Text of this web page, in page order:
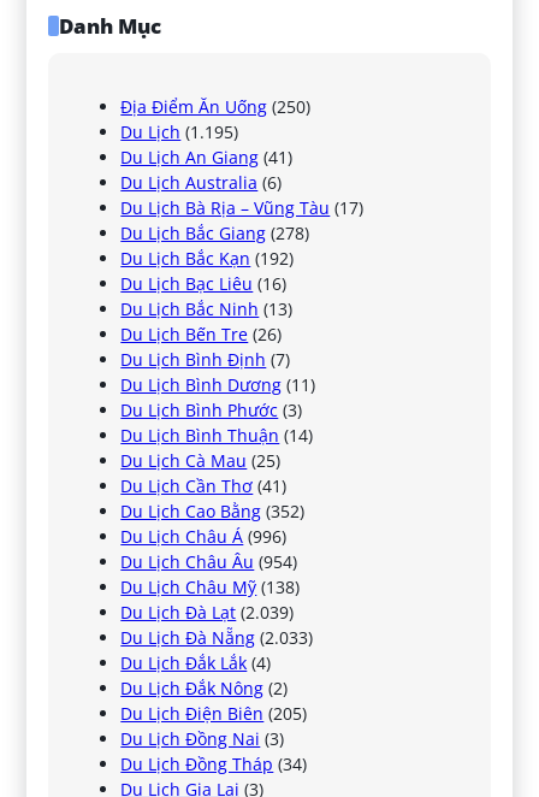
Danh Mục
Địa Điểm Ăn Uống (250)
Du Lịch (1.195)
Du Lịch An Giang (41)
Du Lịch Australia (6)
Du Lịch Bà Rịa – Vũng Tàu (17)
Du Lịch Bắc Giang (278)
Du Lịch Bắc Kạn (192)
Du Lịch Bạc Liêu (16)
Du Lịch Bắc Ninh (13)
Du Lịch Bến Tre (26)
Du Lịch Bình Định (7)
Du Lịch Bình Dương (11)
Du Lịch Bình Phước (3)
Du Lịch Bình Thuận (14)
Du Lịch Cà Mau (25)
Du Lịch Cần Thơ (41)
Du Lịch Cao Bằng (352)
Du Lịch Châu Á (996)
Du Lịch Châu Âu (954)
Du Lịch Châu Mỹ (138)
Du Lịch Đà Lạt (2.039)
Du Lịch Đà Nẵng (2.033)
Du Lịch Đắk Lắk (4)
Du Lịch Đắk Nông (2)
Du Lịch Điện Biên (205)
Du Lịch Đồng Nai (3)
Du Lịch Đồng Tháp (34)
Du Lịch Gia Lai (3)